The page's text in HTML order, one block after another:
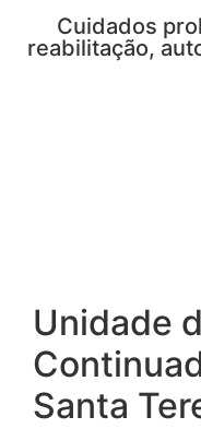
Cuidados
reabilitação,
Unidade
Santa